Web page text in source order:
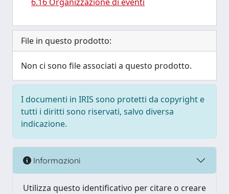
File in questo prodotto:
Non ci sono file associati a questo prodotto.
I documenti in IRIS sono protetti da copyright e
tutti i diritti sono riservati, salvo diversa
indicazione.
Informazioni
Utilizza questo identificativo per citare o creare